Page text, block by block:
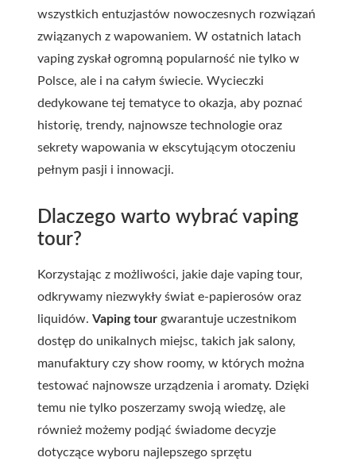
wszystkich entuzjastów nowoczesnych rozwiązań
związanych z wapowaniem. W ostatnich latach
vaping zyskał ogromną popularność nie tylko w
Polsce, ale i na całym świecie. Wycieczki
dedykowane tej tematyce to okazja, aby poznać
historię, trendy, najnowsze technologie oraz
sekrety wapowania w ekscytującym otoczeniu
pełnym pasji i innowacji.
Dlaczego warto wybrać vaping
tour?
Korzystając z możliwości, jakie daje vaping tour,
odkrywamy niezwykły świat e-papierosów oraz
liquidów. Vaping tour gwarantuje uczestnikom
dostęp do unikalnych miejsc, takich jak salony,
manufaktury czy show roomy, w których można
testować najnowsze urządzenia i aromaty. Dzięki
temu nie tylko poszerzamy swoją wiedzę, ale
również możemy podjąć świadome decyzje
dotyczące wyboru najlepszego sprzętu